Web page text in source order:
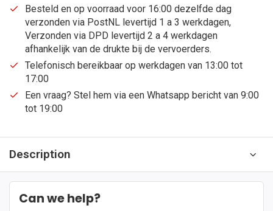
Besteld en op voorraad voor 16:00 dezelfde dag
verzonden via PostNL levertijd 1 a 3 werkdagen,
Verzonden via DPD levertijd 2 a 4 werkdagen
afhankelijk van de drukte bij de vervoerders.
Telefonisch bereikbaar op werkdagen van 13:00 tot
17:00
Een vraag? Stel hem via een Whatsapp bericht van 9:00
tot 19:00
Description
Can we help?